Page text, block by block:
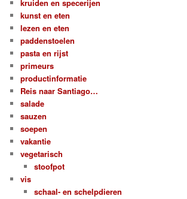
kruiden en specerijen
kunst en eten
lezen en eten
paddenstoelen
pasta en rijst
primeurs
productinformatie
Reis naar Santiago…
salade
sauzen
soepen
vakantie
vegetarisch
stoofpot
vis
schaal- en schelpdieren